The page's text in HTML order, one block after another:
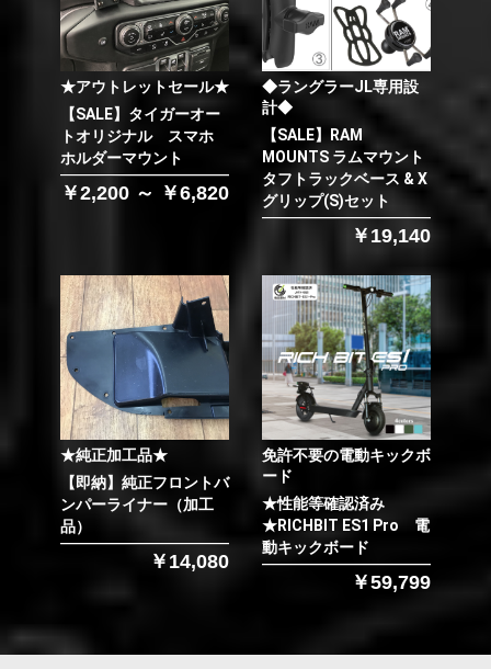
★アウトレットセール★
【SALE】タイガーオー
トオリジナル スマホ
ホルダーマウント
￥2,200 ～ ￥6,820
◆ラングラーJL専用設
計◆
【SALE】RAM
MOUNTS ラムマウント
タフトラックベース & X
グリップ(S)セット
￥19,140
★純正加工品★
【即納】純正フロントバ
ンパーライナー（加工
品）
￥14,080
免許不要の電動キックボ
ード
★性能等確認済み
★RICHBIT ES1 Pro 電
動キックボード
￥59,799